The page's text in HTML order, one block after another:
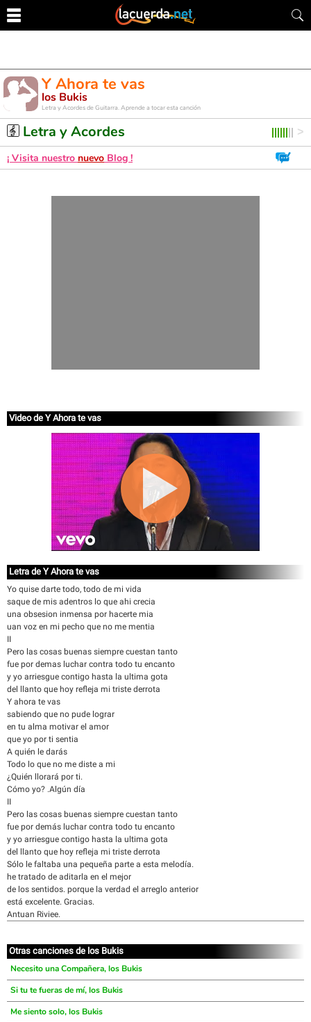
Y Ahora te vas
los Bukis
Letra y Acordes de Guitarra. Aprende a tocar esta canción
Letra y Acordes
¡ Visita nuestro nuevo Blog !
Video de Y Ahora te vas
Letra de Y Ahora te vas
Yo quise darte todo, todo de mi vida
saque de mis adentros lo que ahi crecia
una obsesion inmensa por hacerte mia
uan voz en mi pecho que no me mentia
II
Pero las cosas buenas siempre cuestan tanto
fue por demas luchar contra todo tu encanto
y yo arriesgue contigo hasta la ultima gota
del llanto que hoy refleja mi triste derrota
Y ahora te vas
sabiendo que no pude lograr
en tu alma motivar el amor
que yo por ti sentia
A quién le darás
Todo lo que no me diste a mi
¿Quién llorará por ti.
Cómo yo? .Algún día
II
Pero las cosas buenas siempre cuestan tanto
fue por demás luchar contra todo tu encanto
y yo arriesgue contigo hasta la ultima gota
del llanto que hoy refleja mi triste derrota
Sólo le faltaba una pequeña parte a esta melodía.
he tratado de aditarla en el mejor
de los sentidos. porque la verdad el arreglo anterior
está excelente. Gracias.
Antuan Riviee.
Otras canciones de los Bukis
Necesito una Compañera, los Bukis
Si tu te fueras de mí, los Bukis
Me siento solo, los Bukis